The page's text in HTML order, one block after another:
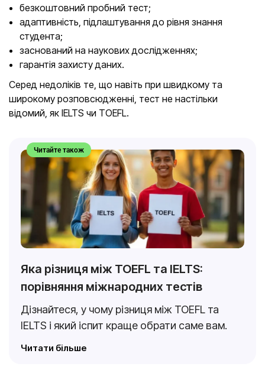
безкоштовний пробний тест;
адаптивність, підлаштування до рівня знання
студента;
заснований на наукових дослідженнях;
гарантія захисту даних.
Серед недоліків те, що навіть при швидкому та
широкому розповсюдженні, тест не настільки
відомий, як IELTS чи TOEFL.
Яка різниця між TOEFL та IELTS:
порівняння міжнародних тестів
Читайте також
Дізнайтеся, у чому різниця між TOEFL та
IELTS і який іспит краще обрати саме вам.
Читати більше